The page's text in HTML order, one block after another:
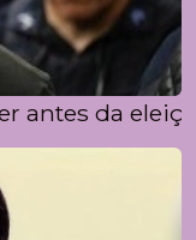
antes da